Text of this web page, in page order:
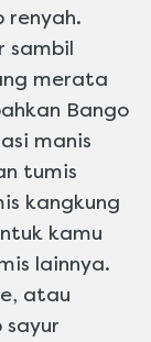
renyah.
sambil
merata
Bango
manis
tumis
kangkung
kamu
lainnya.
atau
sayur